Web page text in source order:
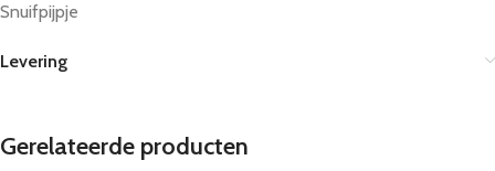
Snuifpijpje
Levering
Gerelateerde producten